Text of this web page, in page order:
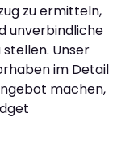
zu ermitteln,
unverbindliche
Unser
im Detail
machen,